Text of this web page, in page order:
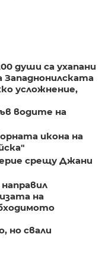
души са ухапани
Западнонилската
усложнение,
водите на
икона на
срещу Джани
на
но свали